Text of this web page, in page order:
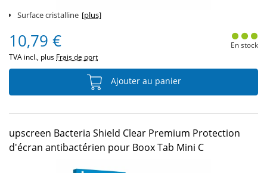
Surface cristalline [plus]
10,79 €
TVA incl., plus Frais de port
En stock
Ajouter au panier
upscreen Bacteria Shield Clear Premium Protection
d'écran antibactérien pour Boox Tab Mini C